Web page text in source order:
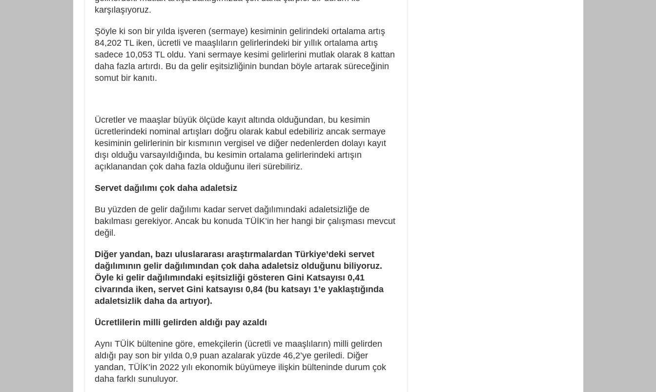
karşılaşıyoruz.
Şöyle ki son bir yılda işveren (sermaye) kesiminin gelirindeki ortalama artış
84,202 TL iken, ücretli ve maaşlıların gelirlerindeki bir yıllık ortalama artış
sadece 10,053 TL oldu. Yani sermaye kesimi gelirlerini mutlak olarak 8 kattan
daha fazla artırdı. Bu da gelir eşitsizliğinin bundan böyle artarak süreceğinin
somut bir kanıtı.
Ücretler ve maaşlar büyük ölçüde kayıt altında olduğundan, bu kesimin
ücretlerindeki nominal artışları doğru olarak kabul edebiliriz ancak sermaye
kesiminin gelirlerinin bir kısmının vergisel ve diğer nedenlerden dolayı kayıt
dışı olduğu varsayıldığında, bu kesimin ortalama gelirlerindeki artışın
açıklanandan çok daha fazla olduğunu ileri sürebiliriz.
Servet dağılımı çok daha adaletsiz
Bu yüzden de gelir dağılımı kadar servet dağılımındaki adaletsizliğe de
bakılması gerekiyor. Ancak bu konuda TÜİK’in her hangi bir çalışması mevcut
değil.
Diğer yandan, bazı uluslararası araştırmalardan Türkiye’deki servet
dağılımının gelir dağılımından çok daha adaletsiz olduğunu biliyoruz.
Öyle ki gelir dağılımındaki eşitsizliği gösteren Gini Katsayısı 0,41
civarında iken, servet Gini katsayısı 0,84 (bu katsayı 1’e yaklaştığında
adaletsizlik daha da artıyor).
Ücretlilerin milli gelirden aldığı pay azaldı
Aynı TÜİK bültenine göre, emekçilerin (ücretli ve maaşlıların) milli gelirden
aldığı pay son bir yılda 0,9 puan azalarak yüzde 46,2’ye geriledi. Diğer
yandan, TÜİK’in 2022 yılı ekonomik büyümeye ilişkin bülteninde durum çok
daha farklı sunuluyor.